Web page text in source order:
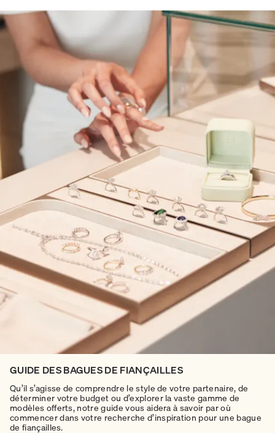
GUIDE DES BAGUES DE FIANÇAILLES
Qu’il s’agisse de comprendre le style de votre partenaire, de
déterminer votre budget ou d’explorer la vaste gamme de
modèles offerts, notre guide vous aidera à savoir par où
commencer dans votre recherche d’inspiration pour une bague
de fiançailles.